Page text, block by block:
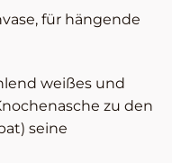
für hängende
weißes und
zu den
seine